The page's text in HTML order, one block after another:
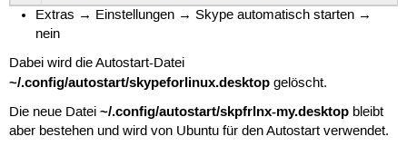
Extras → Einstellungen → Skype automatisch starten →
nein
Dabei wird die Autostart-Datei
~/.config/autostart/skypeforlinux.desktopgelöscht.
Die neue Datei ~/.config/autostart/skpfrlnx-my.desktopbleibt
aber bestehen und wird von Ubuntu für den Autostart verwendet.